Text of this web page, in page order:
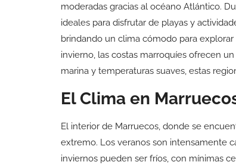
moderadas gracias al océano Atlántico.
ideales para disfrutar de playas y
brindando un clima cómodo para
invierno, las costas marroquíes ofrecen
marina y temperaturas suaves, estas
El Clima en
El interior de Marruecos, donde se
extremo. Los veranos son intensamente
inviernos pueden ser fríos, con mínimas